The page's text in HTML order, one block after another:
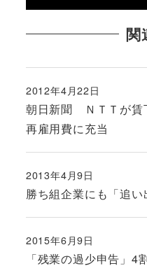
関
朝日新聞 ＮＴＴが賃
再雇用費に充当
投稿日
2012年4月22日
勝ち組企業にも「追
投稿日
2013年4月9日
「残業の過少申告」4
投稿日
2015年6月9日